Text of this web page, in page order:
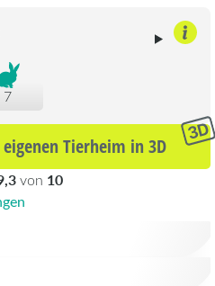
7
Tierheim in 3D
von 10